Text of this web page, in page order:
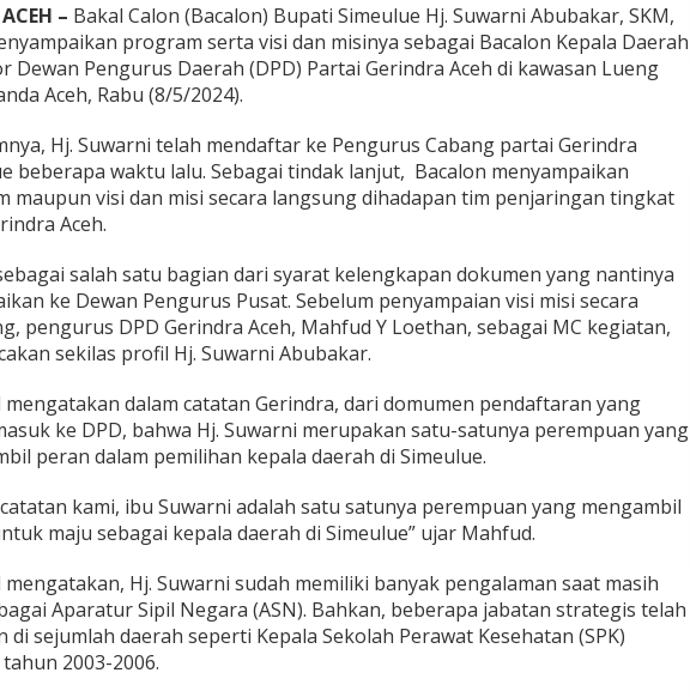
– Bakal Calon (Bacalon) Bupati Simeulue Hj. Suwarni Abubakar, SKM,
program serta visi dan misinya sebagai Bacalon Kepala Daerah
Dewan Pengurus Daerah (DPD) Partai Gerindra Aceh di kawasan Lueng
Aceh, Rabu (8/5/2024).
Hj. Suwarni telah mendaftar ke Pengurus Cabang partai Gerindra
beberapa waktu lalu. Sebagai tindak lanjut, Bacalon menyampaikan
maupun visi dan misi secara langsung dihadapan tim penjaringan tingkat
Aceh.
salah satu bagian dari syarat kelengkapan dokumen yang nantinya
ke Dewan Pengurus Pusat. Sebelum penyampaian visi misi secara
pengurus DPD Gerindra Aceh, Mahfud Y Loethan, sebagai MC kegiatan,
sekilas profil Hj. Suwarni Abubakar.
dalam catatan Gerindra, dari domumen pendaftaran yang
ke DPD, bahwa Hj. Suwarni merupakan satu-satunya perempuan yang
peran dalam pemilihan kepala daerah di Simeulue.
kami, ibu Suwarni adalah satu satunya perempuan yang mengambil
maju sebagai kepala daerah di Simeulue” ujar Mahfud.
Hj. Suwarni sudah memiliki banyak pengalaman saat masih
Aparatur Sipil Negara (ASN). Bahkan, beberapa jabatan strategis telah
di sejumlah daerah seperti Kepala Sekolah Perawat Kesehatan (SPK)
2003-2006.